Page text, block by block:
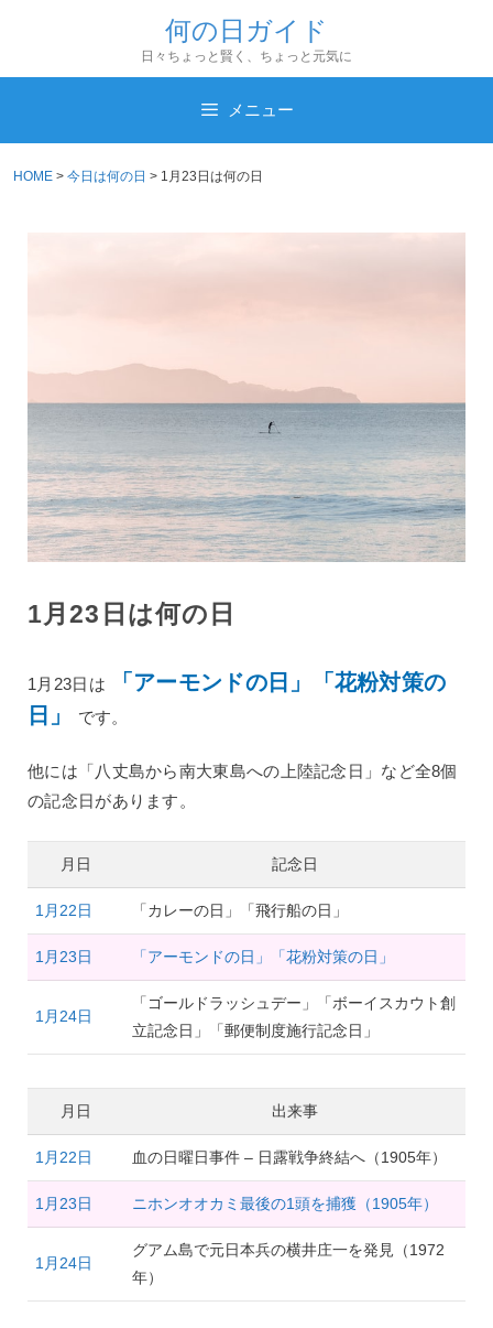
テ
何の日ガイド
日々ちょっと賢く、ちょっと元気に
メニュー
HOME > 今日は何の日 > 1月23日は何の日
1月23日は何の日
1月23日は
「アーモンドの日」「花粉対策の
日」
です。
他には「八丈島から南大東島への上陸記念日」など全8個
の記念日があります。
月日 記念日
1月22日 「カレーの日」「飛行船の日」
1月23日 「アーモンドの日」「花粉対策の日」
1月24日
「ゴールドラッシュデー」「ボーイスカウト創
立記念日」「郵便制度施行記念日」
月日 出来事
1月22日 血の日曜日事件 – 日露戦争終結へ（1905年）
1月23日 ニホンオオカミ最後の1頭を捕獲（1905年）
1月24日
グアム島で元日本兵の横井庄一を発見（1972
年）